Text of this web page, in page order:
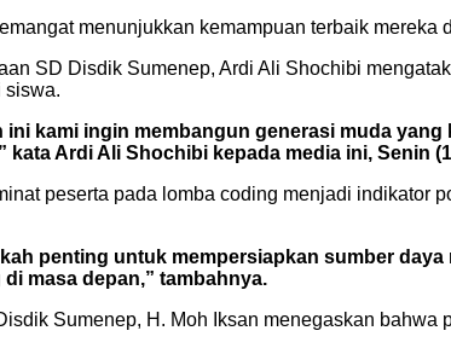
menunjukkan kemampuan terbaik
SD Disdik Sumenep, Ardi Ali Shochibi
siswa.
ini kami ingin membangun generasi muda
kata Ardi Ali Shochibi kepada media ini, Senin
peserta pada lomba coding menjadi
penting untuk mempersiapkan sumber
masa depan,” tambahnya.
Sumenep, H. Moh Iksan menegaskan